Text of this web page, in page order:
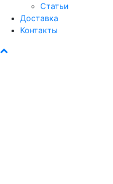
Статьи
Доставка
Контакты